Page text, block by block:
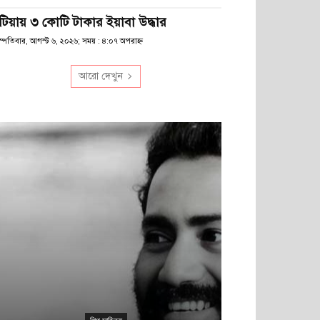
৩ কোটি টাকার ইয়াবা উদ্ধার
আগস্ট ৬, ২০২৬; সময় : ৪:০৭ অপরাহ্ণ
আরো দেখুন